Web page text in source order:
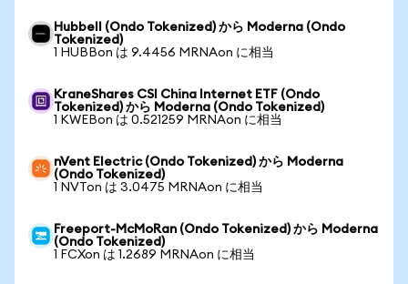
Hubbell (Ondo Tokenized) から Moderna (Ondo
Tokenized)
1 HUBBon は 9.4456 MRNAon に相当
KraneShares CSI China Internet ETF (Ondo
Tokenized) から Moderna (Ondo Tokenized)
1 KWEBon は 0.521259 MRNAon に相当
nVent Electric (Ondo Tokenized) から Moderna
(Ondo Tokenized)
1 NVTon は 3.0475 MRNAon に相当
Freeport-McMoRan (Ondo Tokenized) から Moderna
(Ondo Tokenized)
1 FCXon は 1.2689 MRNAon に相当